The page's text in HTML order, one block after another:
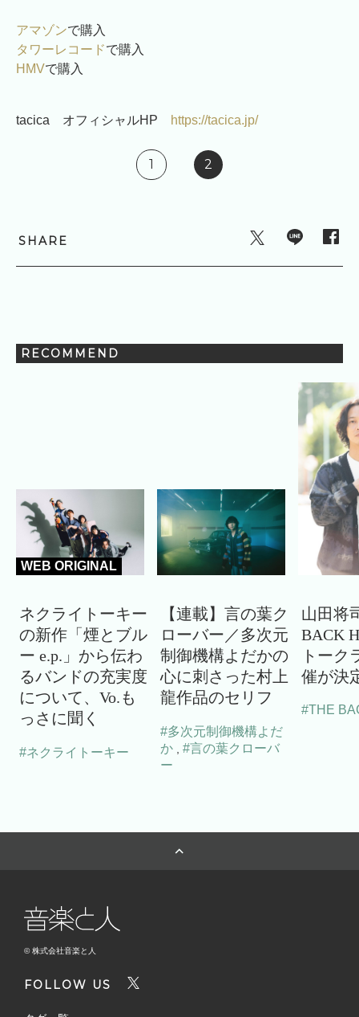
アマゾンで購入
タワーレコードで購入
HMVで購入
tacica オフィシャルHP https://tacica.jp/
1 2
SHARE
RECOMMEND
WEB ORIGINAL
ネクライトーキー
の新作「煙とブル
ー e.p.」から伝わ
るバンドの充実度
について、Vo.も
っさに聞く
#ネクライトーキー
【連載】言の葉ク
ローバー／多次元
制御機構よだかの
心に刺さった村上
龍作品のセリフ
#多次元制御機構よだ
か
#言の葉クローバ
ー
山田将
BACK
トーク
催が決
#THE
© 株式会社音楽と人
FOLLOW US